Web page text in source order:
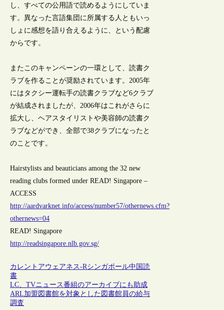
し、すべての公用語で読めるようにしていま
す。異なった言語集団に所属する人ともいっ
しょに感想を語り合えるように、という配慮
からです。
またこのキャンペーンの一環として、読書ク
ラブを作ることが奨励されています。2005年
にはタクシー運転手の読書クラブなど6クラブ
が結成されましたが、2006年はこれがさらに
拡大し、ヘアスタイリストや美容師の読書ク
ラブなどができ、全部で38クラブになったと
のことです。
Hairstylists and beauticians among the 32 new
reading clubs formed under READ! Singapore –
ACCESS
http://aardvarknet.info/access/number57/othernews.cfm?
othernews=04
READ! Singapore
http://readsingapore.nlb.gov.sg/
カレントアウェアネス-Rシンガポール中国読
書
LC、TVニュース番組のアーカイブにも助成
ARL加盟図書館を対象とした図書館員の給与
調査